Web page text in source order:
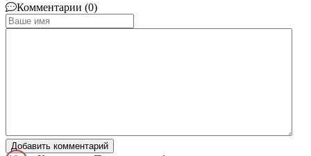
Комментарии (0)
Добавить комментарий